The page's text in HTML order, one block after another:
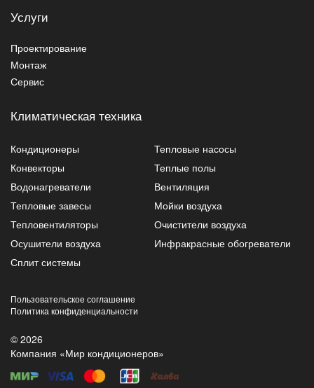
Услуги
Проектирование
Монтаж
Сервис
Климатическая техника
Кондиционеры
Тепловые насосы
Конвекторы
Теплые полы
Водонагреватели
Вентиляция
Тепловые завесы
Мойки воздуха
Тепловентиляторы
Очистители воздуха
Осушители воздуха
Инфракрасные обогреватели
Сплит системы
Пользовательское соглашение
Политика конфиденциальности
© 2026
Компания «Мир кондиционеров»